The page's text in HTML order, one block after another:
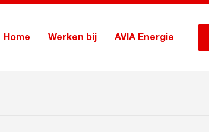
Home Werken bij AVIA Energie